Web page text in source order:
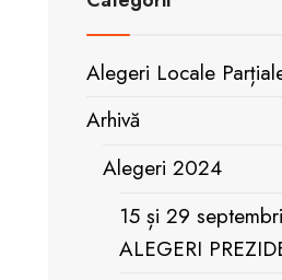
Alegeri Locale
Arhivă
Alegeri 2024
15 și 29
ALEGERI